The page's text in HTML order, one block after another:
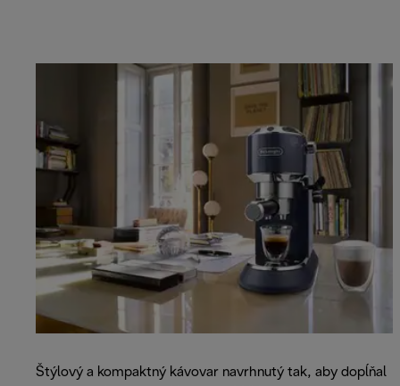
Štýlový a kompaktný kávovar navrhnutý tak, aby dopĺňal